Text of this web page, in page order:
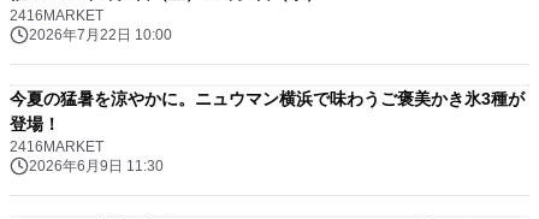
2416MARKET
2026年7月22日 10:00
今夏の猛暑を涼やかに。ニュウマン横浜で味わうご褒美かき氷3種が
登場！
2416MARKET
2026年6月9日 11:30